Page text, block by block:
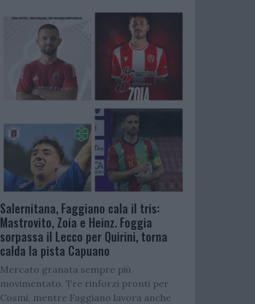
Salernitana, Faggiano cala il tris:
Mastrovito, Zoia e Heinz. Foggia
sorpassa il Lecco per Quirini, torna
calda la pista Capuano
Mercato granata sempre più
movimentato. Tre rinforzi pronti per
Cosmi, mentre Faggiano lavora anche